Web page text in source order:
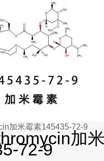
加米霉素145435-72-9
加
72-9